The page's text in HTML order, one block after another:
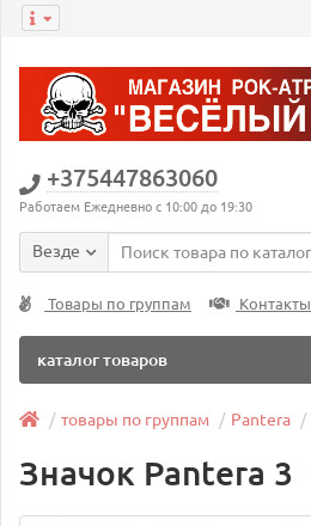
+375447863060
Работаем Ежедневно с 10:00 до 19:30
Везде
Товары по группам Контакты
каталог товаров
товары по группам Pantera
Значок Pantera 3